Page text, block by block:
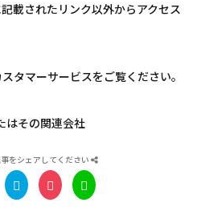
載されたリンク以外からアクセス
タマーサービスをご覧ください。
その関連会社
をシェアしてください